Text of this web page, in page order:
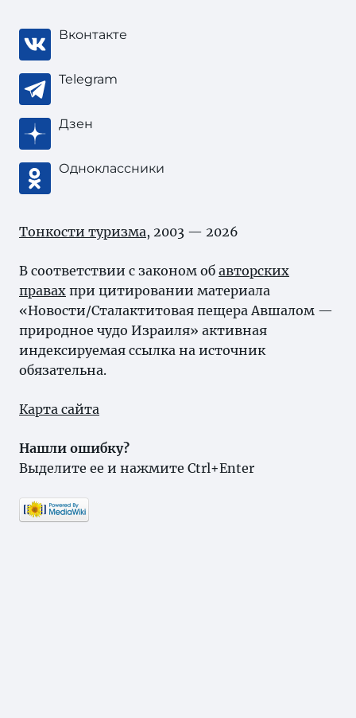
Вконтакте
Telegram
Дзен
Одноклассники
Тонкости туризма, 2003 — 2026
В соответствии с законом об авторских
правах при цитировании материала
«Новости/Сталактитовая пещера Авшалом —
природное чудо Израиля» активная
индексируемая ссылка на источник
обязательна.
Карта сайта
Нашли ошибку?
Выделите ее и нажмите Ctrl+Enter